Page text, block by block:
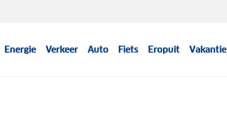
Energie Verkeer Auto Fiets Eropuit Vakantie